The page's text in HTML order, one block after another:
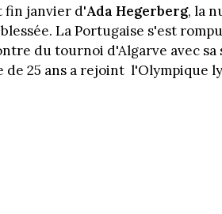
fin janvier d'Ada Hegerberg, la
La Portugaise s'est
du tournoi d'Algarve avec sa
25 ans a rejoint l'Olympique